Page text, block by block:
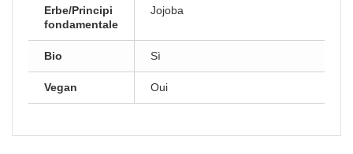
Erbe/Principi
fondamentale
Jojoba
Bio Sì
Vegan Oui